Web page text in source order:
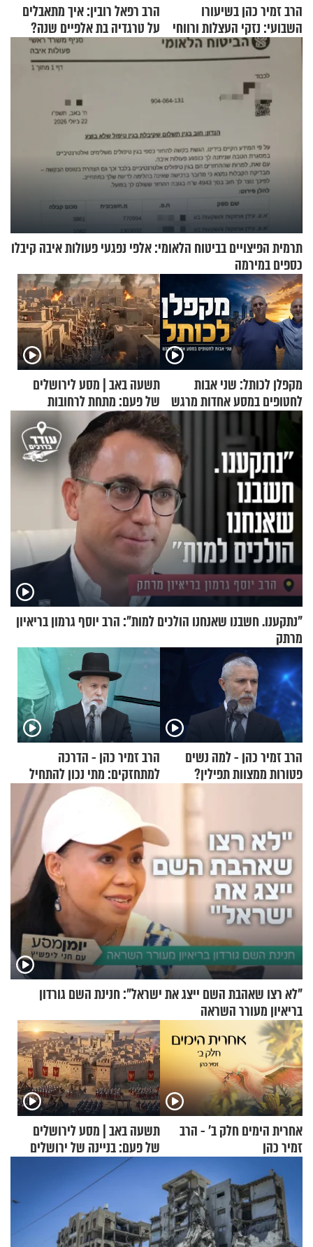
הרב זמיר כהן בשיעורו
השבועי: נזקי העצלות ורווחי
הזריזות לגוף ולנשמה
הרב רפאל רובין: איך מתאבלים
על טרגדיה בת אלפיים שנה?
תרמית הפיצויים בביטוח הלאומי: אלפי נפגעי פעולות איבה קיבלו
כספים במירמה
מקפלן לכותל: שני אבות
לחטופים במסע אחדות מרגש
תשעה באב | מסע לירושלים
של פעם: מתחת לרחובות
ירושלים
"נתקענו. חשבנו שאנחנו הולכים למות": הרב יוסף גרמון בריאיון
מרתק
הרב זמיר כהן - למה נשים
פטורות ממצוות תפילין?
הרב זמיר כהן - הדרכה
למתחזקים: מתי נכון להתחיל
עם לבישת הציצית?
"לא רצו שאהבת השם ייצג את ישראל": חנינת השם גורדון
בריאיון מעורר השראה
אחרית הימים חלק ב’ - הרב
זמיר כהן
תשעה באב | מסע לירושלים
של פעם: בניינה של ירושלים